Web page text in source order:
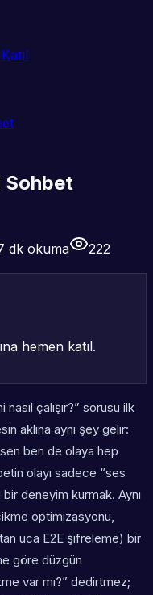
Sohbet
dk okuma
222
hemen katıl.
çalışır?” sorusu ilk
aklına aynı şey gelir:
ben de olaya hep
olayı sadece “ses
deneyim kurmak. Aynı
optimizasyonu,
uca E2E şifreleme) bir
göre düzgün
var mı?” dedirtmez;